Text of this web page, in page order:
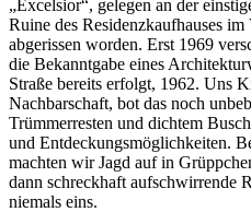
Excelsior , gelegen an der
Ruine des Residenzkaufhauses
abgerissen worden. Erst 1969
die Bekanntgabe eines
Straße bereits erfolgt, 1962. Uns
Nachbarschaft, bot das noch
Trümmerresten und dichtem
und Entdeckungsmöglichkeiten.
machten wir Jagd auf in
dann schreckhaft aufschwirrende
niemals eins.